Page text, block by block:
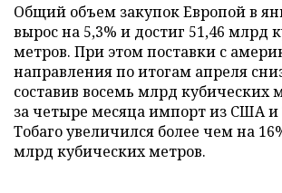
Общий объем закупок Европой в
вырос на 5,3% и достиг 51,46 млрд
метров. При этом поставки с
направления по итогам апреля
составив восемь млрд кубических
за четыре месяца импорт из США
Тобаго увеличился более чем на
млрд кубических метров.